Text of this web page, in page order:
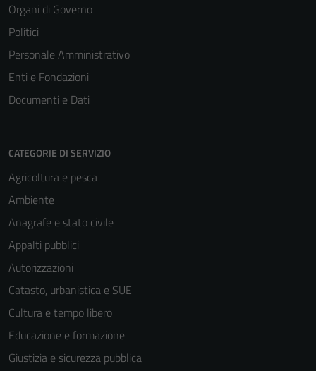
Organi di Governo
Politici
Personale Amministrativo
Enti e Fondazioni
Documenti e Dati
CATEGORIE DI SERVIZIO
Agricoltura e pesca
Ambiente
Anagrafe e stato civile
Appalti pubblici
Autorizzazioni
Catasto, urbanistica e SUE
Cultura e tempo libero
Educazione e formazione
Giustizia e sicurezza pubblica